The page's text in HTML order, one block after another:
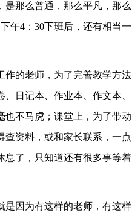
那么普通，那么平凡，那么
午4：30下班后，还有相当一
作的老师，为了完善教学方法
日记本、作业本、作文本、
也不马虎；课堂上，为了带动
查资料，或和家长联系，一点
息了，只知道还有很多事等着
是因为有这样的老师，有这样